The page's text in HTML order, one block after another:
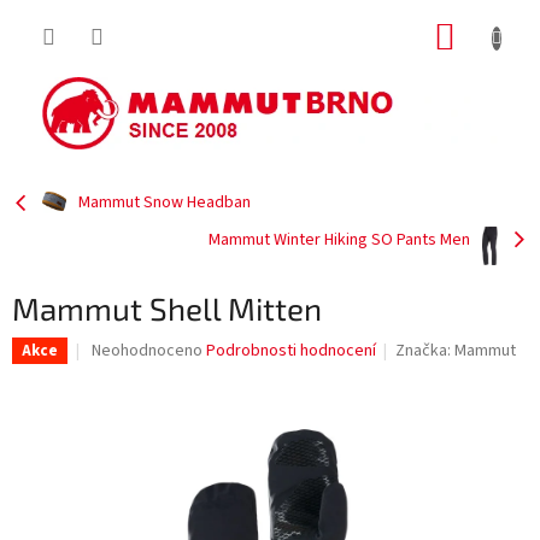
Mammut Snow Headban
Mammut Winter Hiking SO Pants Men
Mammut Shell Mitten
Akce
Průměrné
Neohodnoceno Podrobnosti hodnocení Značka:Mammut